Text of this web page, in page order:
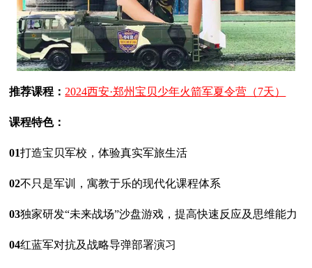
推荐课程： 2024西安·郑州宝贝少年火箭军夏令营（7天）
课程特色：
01打造宝贝军校，体验真实军旅生活
02不只是军训，寓教于乐的现代化课程体系
03独家研发“未来战场”沙盘游戏，提高快速反应及思维能力
04红蓝军对抗及战略导弹部署演习